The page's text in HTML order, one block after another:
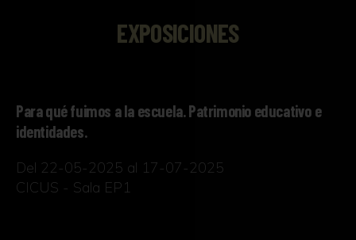
EXPOSICIONES
Para qué fuimos a la escuela. Patrimonio educativo e
identidades.
Del 22-05-2025 al 17-07-2025
CICUS - Sala EP1